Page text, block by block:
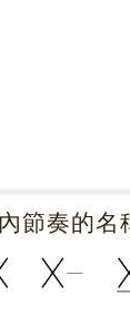
節奏的名